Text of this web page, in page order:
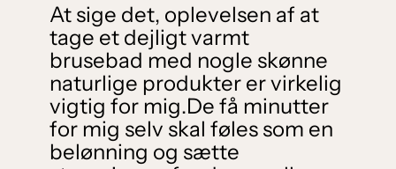
At sige det, oplevelsen af at
tage et dejligt varmt
brusebad med nogle skønne
naturlige produkter er virkelig
vigtig for mig.De få minutter
for mig selv skal føles som en
belønning og sætte